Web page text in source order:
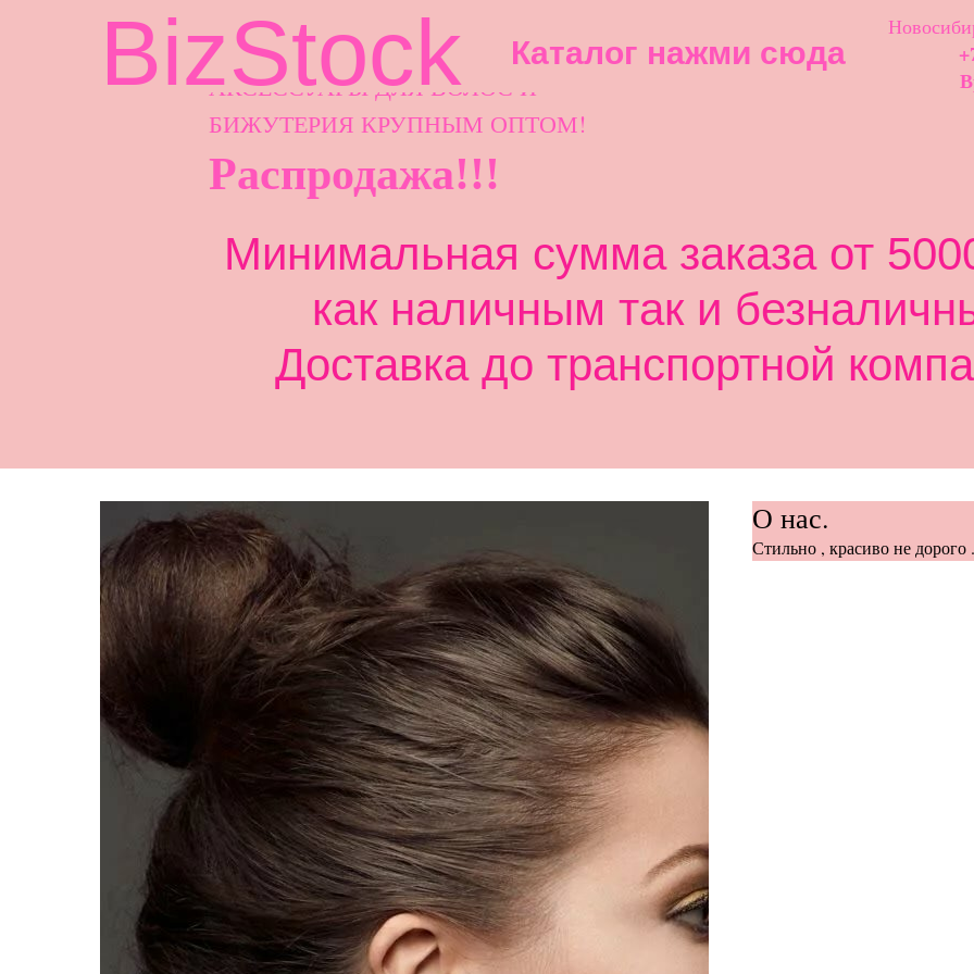
АКСЕССУАРЫ ДЛЯ ВОЛОС И
БИЖУТЕРИЯ КРУПНЫМ ОПТОМ!
Распродажа!!!
Минимальная сумма заказа от
как наличным так и
Доставка до транспортной
BizStock Каталог нажми сюда +
О нас.
Стильно , красиво не дорого